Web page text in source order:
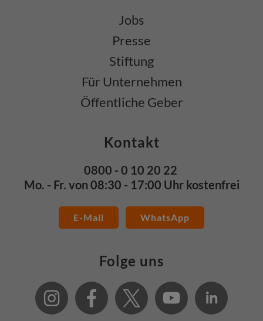
Jobs
Presse
Stiftung
Für Unternehmen
Öffentliche Geber
Kontakt
0800 - 0 10 20 22
Mo. - Fr. von 08:30 - 17:00 Uhr kostenfrei
E-Mail WhatsApp
Folge uns